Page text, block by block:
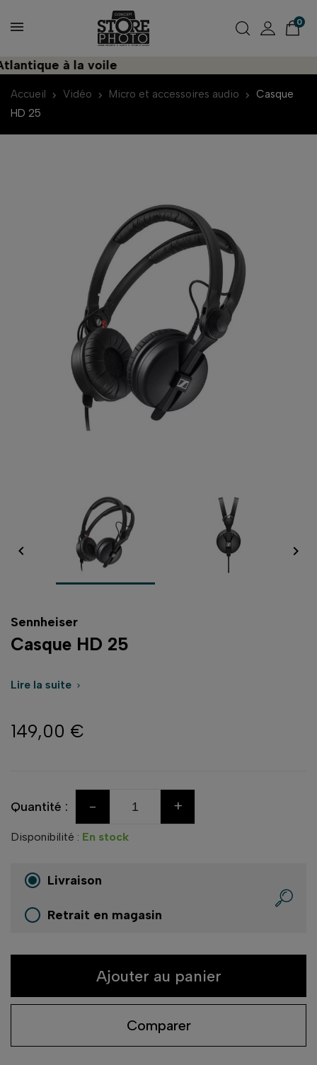
0
à la voile
Accueil Vidéo Micro et accessoires audio
Casque
HD 25
 
Sennheiser
Casque HD 25
Lire la suite 
149,00 €
Quantité : - +
Disponibilité : En stock
Livraison
Retrait en magasin
Ajouter au panier
Comparer